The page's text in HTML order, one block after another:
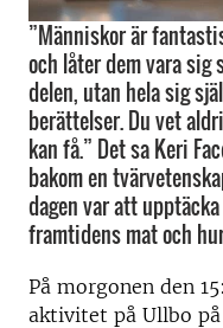
”Människor är
och låter dem vara
delen, utan hela sig
berättelser. Du vet
kan få.” Det sa Keri
bakom en
dagen var att
framtidens mat och
På morgonen den
aktivitet på Ullbo